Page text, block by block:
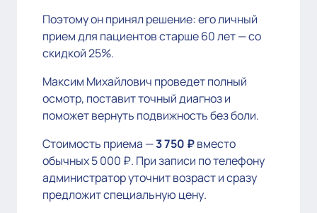
Поэтому он принял решение: его личный
прием для пациентов старше 60 лет — со
скидкой 25%.
Максим Михайлович проведет полный
осмотр, поставит точный диагноз и
поможет вернуть подвижность без боли.
Стоимость приема —3 750 ₽вместо
обычных 5 000 ₽. При записи по телефону
администратор уточнит возраст и сразу
предложит специальную цену.